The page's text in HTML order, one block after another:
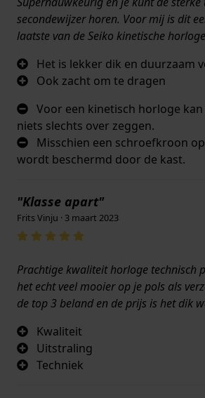
secondewijzer horen. Voor mij is dit
laatste van de Seiko kinetische
Het is lekker dik en duurzaam
Ook zacht om te dragen
Voor een kinetisch horloge
niets slechts over zeggen.
Misschien een schroefkroon
wordt beschermd door de kast.
"Klasse apart"
Frits Vinju · 3 maart 2023
Prachtige kwaliteit horloge technisch
het echt veel mooier op je pols als
de top 3 beland en de prijs is het dik
Kwaliteit
Uitstraling
Techniek